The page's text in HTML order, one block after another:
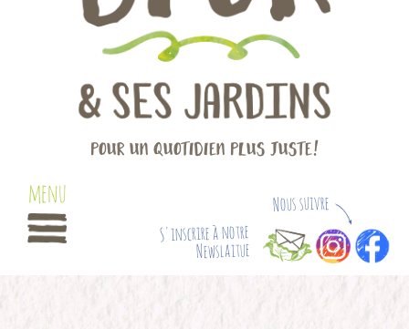
Pour un quotidien plus juste!
Nous suivre
S'inscrire à notre
Newslaitue